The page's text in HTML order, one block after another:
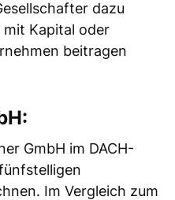
dazu
Kapital oder
beitragen
GmbH im DACH-
Im Vergleich zum